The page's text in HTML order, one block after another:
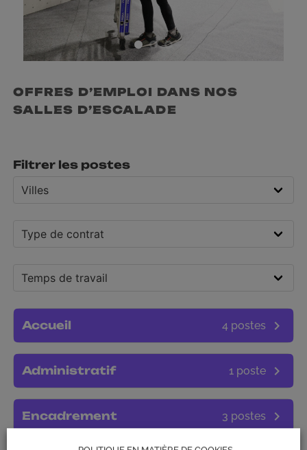
OFFRES D’EMPLOI DANS NOS
SALLES D’ESCALADE